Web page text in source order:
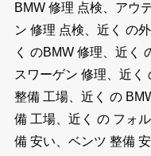
BMW 修理 点検、アウ
ン 修理 点検、近く の
く のBMW 修理、近く
スワーゲン 修理、近く
整備 工場、近く の
備 工場、近く の フォ
備 安い、ベンツ 整備